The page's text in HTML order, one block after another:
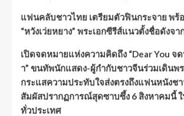
แฟนคลับชาวไทย เตรียมตัวฟินกระจาย พร้
“หวังเว่ยหยาง” พระเอกซีรีส์แนวตั้งชื่อดังจา
เปิดจดหมายแห่งความคิดถึง “Dear You จ
า” ขนทัพนักแสดง-ผู้กำกับชาวจีนร่วมเดินพ
กระแสความประทับใจส่งตรงถึงแฟนหนังช
สัมผัสปรากฏการณ์สุดซาบซึ้ง 6 สิงหาคมนี้
ทั่วประเทศ